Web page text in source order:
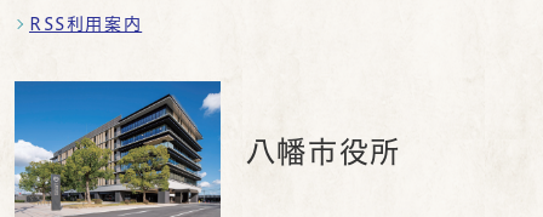
RSS利用案内
八幡市役所